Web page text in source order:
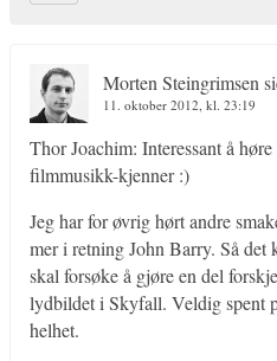
Morten Steingrimsen
11. oktober 2012, kl. 23:19
Thor Joachim: Interessant å
filmmusikk-kjenner :)
Jeg har for øvrig hørt andre
mer i retning John Barry. Så det
skal forsøke å gjøre en del
lydbildet i Skyfall. Veldig spent
helhet.